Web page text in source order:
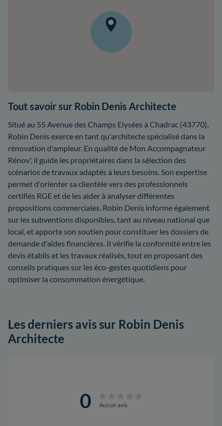
Tout savoir sur Robin Denis Architecte
Situé au 55 Avenue des Champs Elysées à Chadrac (43770),
Robin Denis exerce en tant qu'architecte spécialisé dans la
rénovation d'ampleur. En qualité de Mon Accompagnateur
Rénov', il guide les propriétaires dans la sélection des
scénarios de travaux adaptés à leurs besoins. Son expertise
permet d'orienter sa clientèle vers des professionnels
certifiés RGE et de les aider à analyser différentes
propositions commerciales. Robin Denis informe également
sur les subventions disponibles, tant au niveau national que
local, et apporte son soutien pour constituer les dossiers de
demande d'aides financières. Il vérifie la conformité entre les
devis établis et les travaux réalisés, tout en proposant des
conseils pratiques sur les éco-gestes quotidiens pour
optimiser la consommation énergétique.
Les derniers avis sur Robin Denis
Architecte
0 Aucun avis